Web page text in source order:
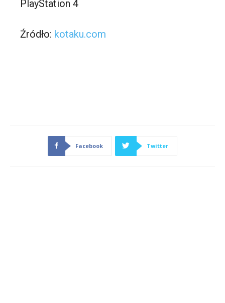
PlayStation 4
Źródło: kotaku.com
Facebook Twitter